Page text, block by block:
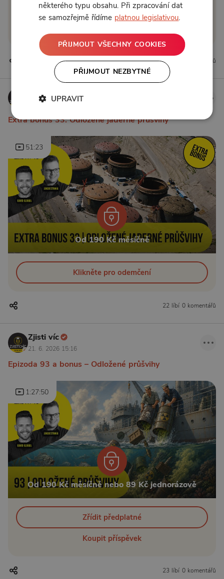
Zřídit předplatné
24 líbí 1 komentářů
Zjisti víc
28. 6. 2026 16:42
Extra bonus 33: Odložené jaderné průšvihy
51:23
Od 190 Kč měsíčně
Klikněte pro odemčení
22 líbí 0 komentářů
Zjisti víc
21. 6. 2026 15:16
Epizoda 93 a bonus – Odložené průšvihy
1:27:50
Od 190 Kč měsíčně nebo 89 Kč jednorázově
Zřídit předplatné
Koupit příspěvek
23 líbí 0 komentářů
některého typu obsahu. Při zpracování dat
se samozřejmě řídíme platnou legislativou.
PŘIJMOUT VŠECHNY COOKIES
PŘIJMOUT NEZBYTNÉ
UPRAVIT